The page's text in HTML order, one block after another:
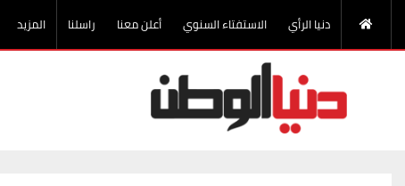
دنيا الرأي الاستفتاء السنوي أعلن معنا راسلنا المزيد